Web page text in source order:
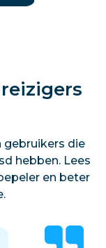
gebruikers die
hebben. Lees
en beter